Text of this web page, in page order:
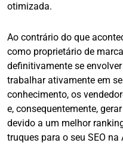
otimizada.
Ao contrário do que
como proprietário de
definitivamente se
trabalhar ativamente em
conhecimento, os
e, consequentemente,
devido a um melhor
truques para o seu SEO